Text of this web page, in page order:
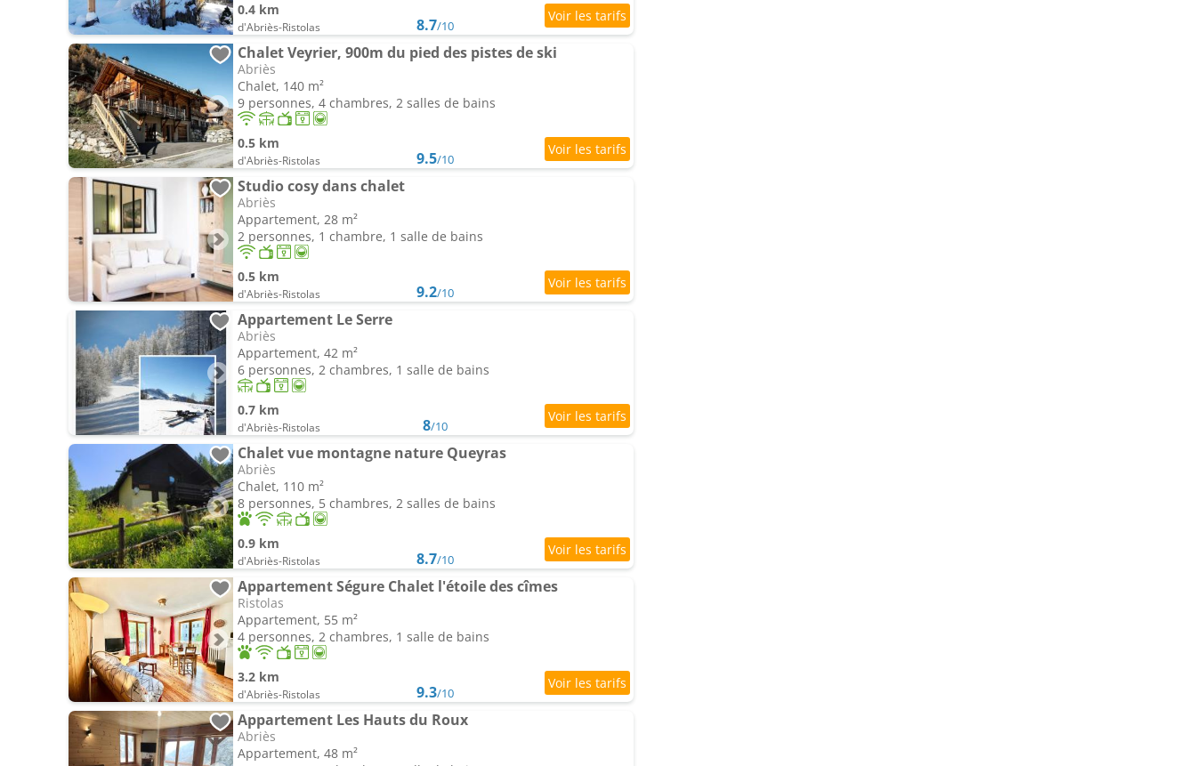
0.4 km
d'Abriès-Ristolas 8.7/10
Chalet Veyrier, 900m du pied des pistes de ski
Abriès
Chalet, 140 m²
9 personnes, 4 chambres, 2 salles de bains
0.5 km
d'Abriès-Ristolas 9.5/10
Studio cosy dans chalet
Abriès
Appartement, 28 m²
2 personnes, 1 chambre, 1 salle de bains
0.5 km
d'Abriès-Ristolas 9.2/10
Appartement Le Serre
Abriès
Appartement, 42 m²
6 personnes, 2 chambres, 1 salle de bains
0.7 km
d'Abriès-Ristolas 8/10
Chalet vue montagne nature Queyras
Abriès
Chalet, 110 m²
8 personnes, 5 chambres, 2 salles de bains
0.9 km
d'Abriès-Ristolas 8.7/10
Appartement Ségure Chalet l'étoile des cîmes
Ristolas
Appartement, 55 m²
4 personnes, 2 chambres, 1 salle de bains
3.2 km
d'Abriès-Ristolas 9.3/10
Appartement Les Hauts du Roux
Abriès
Appartement, 48 m²